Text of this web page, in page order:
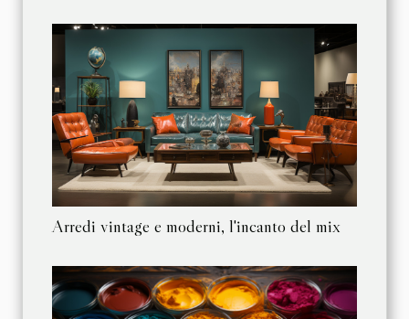
Arredi vintage e moderni, l'incanto del mix